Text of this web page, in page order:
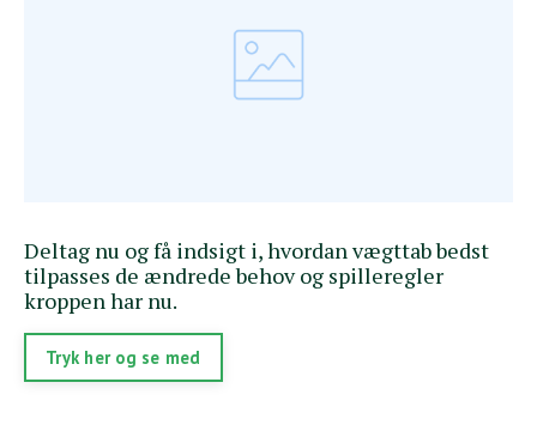
Deltag nu og få indsigt i, hvordan vægttab bedst
tilpasses de ændrede behov og spilleregler
kroppen har nu.
Tryk her og se med